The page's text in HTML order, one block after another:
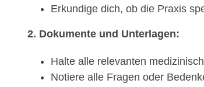
Erkundige dich, ob die Praxis
2. Dokumente und Unterlagen:
Halte alle relevanten
Notiere alle Fragen oder